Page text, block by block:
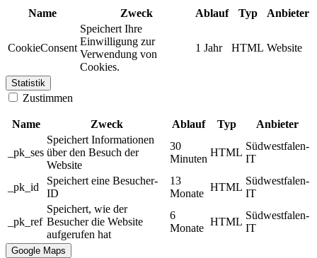
Name Zweck Ablauf Typ Anbieter
CookieConsent
Speichert Ihre
Einwilligung zur
Verwendung von
Cookies.
1 Jahr HTML Website
Statistik
Zustimmen
Name Zweck Ablauf Typ Anbieter
_pk_ses
Speichert Informationen
über den Besuch der
Website
30
Minuten
HTML
Südwestfalen-
IT
_pk_id
Speichert eine Besucher-
ID
13
Monate
HTML
Südwestfalen-
IT
_pk_ref
Speichert, wie der
Besucher die Website
aufgerufen hat
6
Monate
HTML
Südwestfalen-
IT
Google Maps